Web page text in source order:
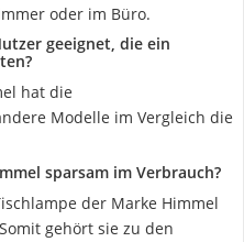
oder im Büro.
geeignet, die ein
hat die
Modelle im Vergleich die
sparsam im Verbrauch?
der Marke Himmel
gehört sie zu den